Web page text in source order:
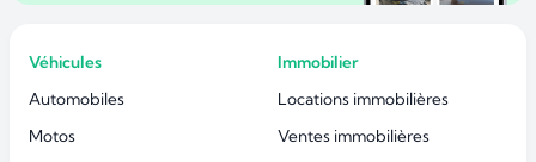
Véhicules
Automobiles
Motos
Immobilier
Locations immobilières
Ventes immobilières